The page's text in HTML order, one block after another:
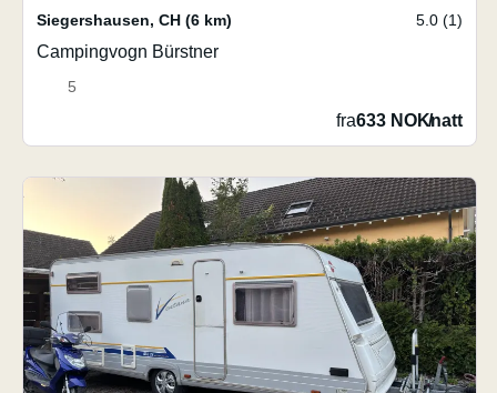
Siegershausen, CH (6 km) 5.0 (1)
Campingvogn Bürstner
5
fra633 NOK/natt